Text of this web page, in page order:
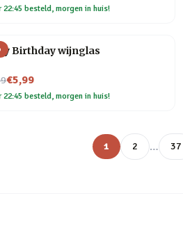
22:45 besteld, morgen in huis!
Birthday wijnglas
€5,99
22:45 besteld, morgen in huis!
1 2 … 37